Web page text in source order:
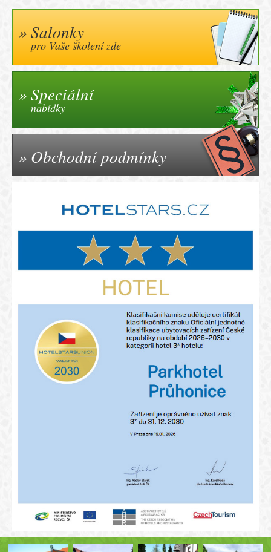
Salonky
pro Vaše školení zde
Speciální
nabídky
Obchodní podmínky